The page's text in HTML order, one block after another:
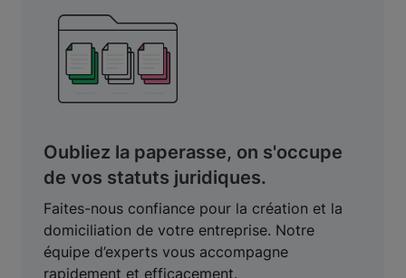
Oubliez la paperasse, on s'occupe
de vos statuts juridiques.
Faites-nous confiance pour la création et la
domiciliation de votre entreprise. Notre
équipe d’experts vous accompagne
rapidement et efficacement.